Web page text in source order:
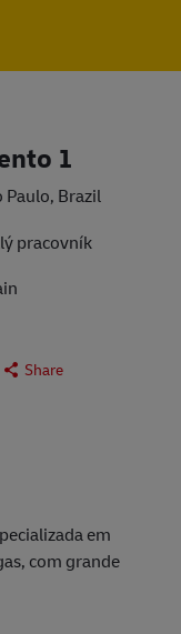
1
Paulo, Brazil
pracovník
Share
em
com grande